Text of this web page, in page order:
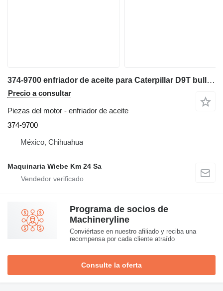
374-9700 enfriador de aceite para Caterpillar D9T bulldozer
Precio a consultar
Piezas del motor - enfriador de aceite
374-9700
México, Chihuahua
Maquinaria Wiebe Km 24 Sa
Programa de socios de
Machineryline
Conviértase en nuestro afiliado y reciba una
recompensa por cada cliente atraído
Consulte la oferta